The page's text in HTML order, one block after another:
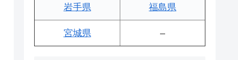
岩手県 福島県
宮城県 –